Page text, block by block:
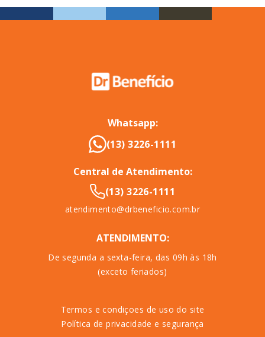
Whatsapp:
(13) 3226-1111
Central de Atendimento:
(13) 3226-1111
atendimento@drbeneficio.com.br
ATENDIMENTO:
De segunda a sexta-feira, das 09h às 18h
(exceto feriados)
Termos e condiçoes de uso do site
Política de privacidade e segurança